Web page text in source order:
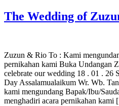
The Wedding of
Zuzun & Rio To : Kami
pernikahan kami Buka Undangan
celebrate our wedding 18 . 01 .
Day Assalamualaikum Wr. Wb.
kami mengundang Bapak/Ibu/
menghadiri acara pernikahan